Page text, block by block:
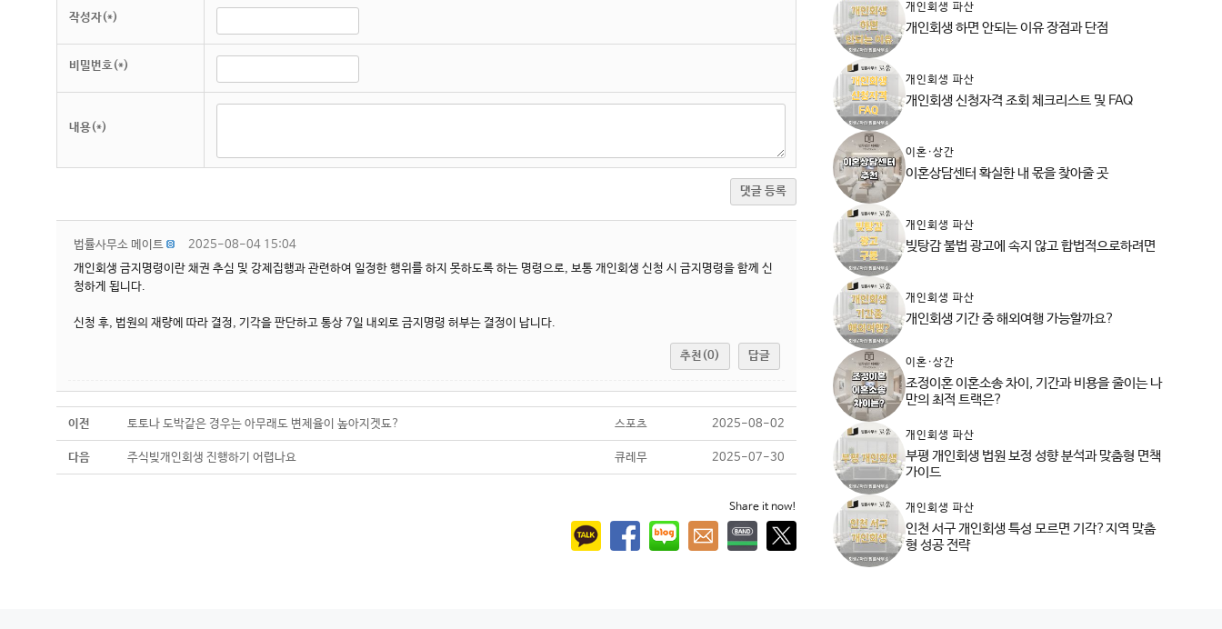
작성자(*)
비밀번호(*)
내용(*)
댓글 등록
법률사무소 메이트
2025-08-04 15:04
개인회생 금지명령이란 채권 추심 및 강제집행과 관련하여 일정한 행위를 하지 못하도록 하는 명령으로, 보통 개인회생 신청 시 금지명령을 함께 신
청하게 됩니다.
신청 후, 법원의 재량에 따라 결정, 기각을 판단하고 통상 7일 내외로 금지명령 허부는 결정이 납니다.
추천(0) 답글
이전 토토나 도박같은 경우는 아무래도 변제율이 높아지겟됴? 스포츠 2025-08-02
다음 주식빚개인회생 진행하기 어렵나요 큐레무 2025-07-30
Share it now!
개인회생 파산
개인회생 하면 안되는 이유 장점과 단점
개인회생 파산
개인회생 신청자격 조회 체크리스트 및 FAQ
이혼·상간
이혼상담센터 확실한 내 몫을 찾아줄 곳
개인회생 파산
빚탕감 불법 광고에 속지 않고 합법적으로하려면
개인회생 파산
개인회생 기간 중 해외여행 가능할까요?
이혼·상간
조정이혼 이혼소송 차이, 기간과 비용을 줄이는 나
만의 최적 트랙은?
개인회생 파산
부평 개인회생 법원 보정 성향 분석과 맞춤형 면책
가이드
개인회생 파산
인천 서구 개인회생 특성 모르면 기각?지역 맞춤
형 성공 전략